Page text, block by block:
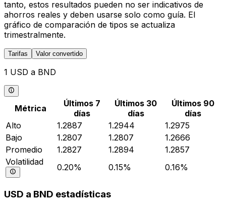
tanto, estos resultados pueden no ser indicativos de
ahorros reales y deben usarse solo como guía. El
gráfico de comparación de tipos se actualiza
trimestralmente.
Tarifas Valor convertido
1 USD a BND
Métrica
Últimos 7
días
Últimos 30
días
Últimos 90
días
Alto
1.2887 1.2944
1.2975
Bajo
1.2807 1.2807
1.2666
Promedio
1.2827 1.2894
1.2857
Volatilidad
0.20% 0.15% 0.16%
USD a BND estadísticas